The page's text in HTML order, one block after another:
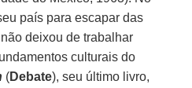
país para escapar das
deixou de trabalhar
culturais do
(Debate), seu último livro,